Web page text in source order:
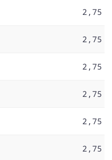
2,75
2,75
2,75
2,75
2,75
2,75